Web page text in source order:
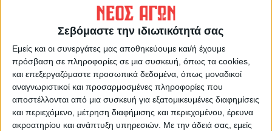
Σεβόμαστε την ιδιωτικότητά σας
Εμείς και οι συνεργάτες μας αποθηκεύουμε και/ή έχουμε
πρόσβαση σε πληροφορίες σε μια συσκευή, όπως τα cookies,
και επεξεργαζόμαστε προσωπικά δεδομένα, όπως μοναδικοί
αναγνωριστικοί και προσαρμοσμένες πληροφορίες που
αποστέλλονται από μια συσκευή για εξατομικευμένες διαφημίσεις
και περιεχόμενο, μέτρηση διαφήμισης και περιεχομένου, έρευνα
ακροατηρίου και ανάπτυξη υπηρεσιών. Με την άδειά σας, εμείς
Μακεδονίας (Σέρρες, Κιλκίς, Λαγκαδάς-
Βόλβη, Χαλκιδική, Πέλλα, Ημαθία, Πιερία),
όπως φαίνεται στον επόμενο χάρτη.